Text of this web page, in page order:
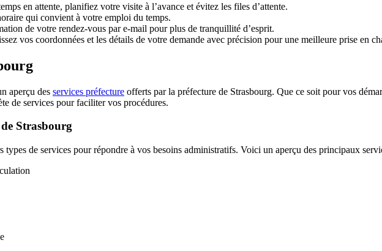
en attente, planifiez votre visite à l’avance et évitez les files d’attente.
qui convient à votre emploi du temps.
de votre rendez-vous par e-mail pour plus de tranquillité d’esprit.
vos coordonnées et les détails de votre demande avec précision pour une meilleure prise en
aperçu des services préfecture offerts par la préfecture de Strasbourg. Que ce soit pour vos
de services pour faciliter vos procédures.
Strasbourg
types de services pour répondre à vos besoins administratifs. Voici un aperçu des principaux